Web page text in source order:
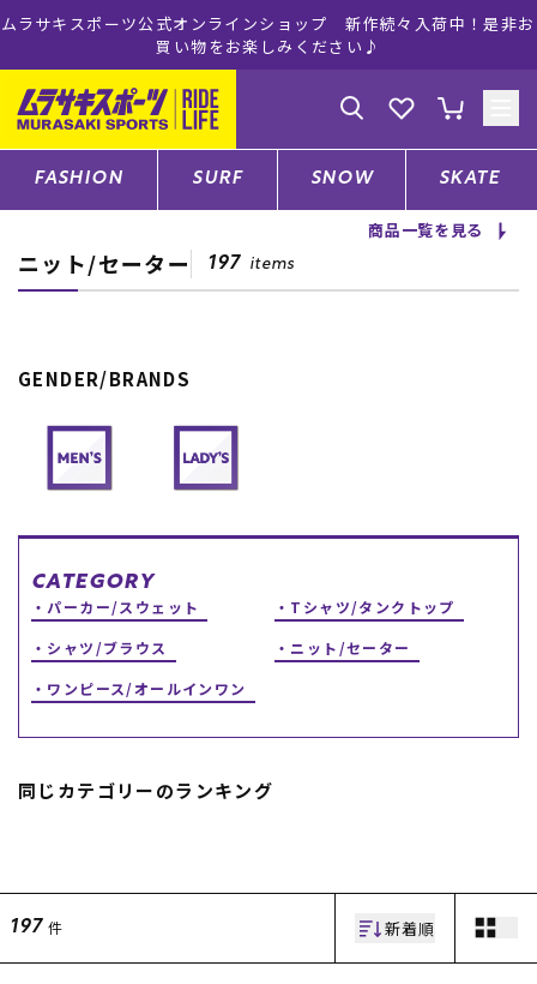
ムラサキスポーツ公式オンラインショップ 新作続々入荷中！是非お
買い物をお楽しみください♪
ゲスト様
ログイン 会員登録
店舗一覧
ファッションTOP
スノーTOP
スケートTOP
中古/アウトレット サー
下取り保証について
FASHION SURF SNOW SKATE
商品一覧を見る
ニット/セーター 197 items
GENDER/BRANDS
CATEGORY
パーカー/スウェット
Tシャツ/タンクトップ
シャツ/ブラウス
ニット/セーター
ワンピース/オールインワン
同じカテゴリーのランキング
197 件 新着順